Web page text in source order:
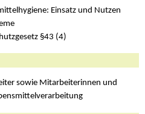
Einsatz und Nutzen
§43 (4)
sowie Mitarbeiterinnen und